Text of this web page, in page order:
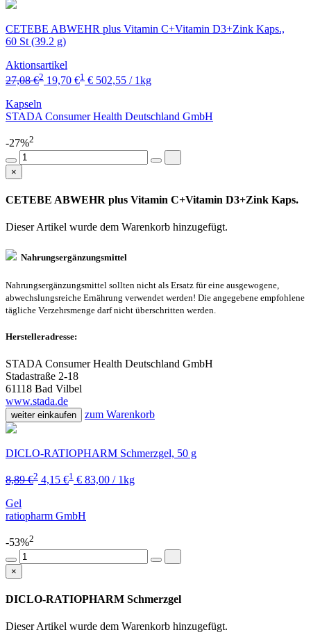
CETEBE ABWEHR plus Vitamin C+Vitamin D3+Zink Kaps.,
60 St (39.2 g)
Aktionsartikel
27,08 €2 19,70 €1 € 502,55 / 1kg
Kapseln
STADA Consumer Health Deutschland GmbH
-27%2
×
CETEBE ABWEHR plus Vitamin C+Vitamin D3+Zink Kaps.
Dieser Artikel wurde dem Warenkorb hinzugefügt.
Nahrungsergänzungsmittel
Nahrungsergänzungsmittel sollten nicht als Ersatz für eine ausgewogene,
abwechslungsreiche Ernährung verwendet werden! Die angegebene empfohlene
tägliche Verzehrsmenge darf nicht überschritten werden.
Herstelleradresse:
STADA Consumer Health Deutschland GmbH
Stadastraße 2-18
61118 Bad Vilbel
www.stada.de
weiter einkaufen zum Warenkorb
DICLO-RATIOPHARM Schmerzgel, 50 g
8,89 €2 4,15 €1 € 83,00 / 1kg
Gel
ratiopharm GmbH
-53%2
×
DICLO-RATIOPHARM Schmerzgel
Dieser Artikel wurde dem Warenkorb hinzugefügt.